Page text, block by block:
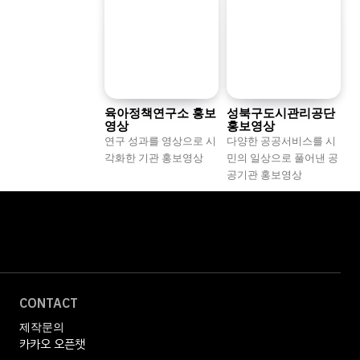
육아정책연구소 홍보
영상
연구 성과를 영상으로 시
각화한 기관 홍보영상
성북구도시관리공단
홍보영상
다양한 공공서비스를 시
민의 일상으로 풀어낸 공
공기관 홍보영상
CONTACT
제작문의
카카오 오픈챗